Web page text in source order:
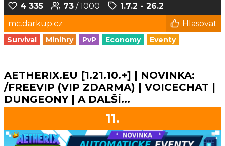
4 335 73 / 1000
1.7.2 - 26.2
mc.darkup.cz
Hlasovat
Survival Minihry PvP Economy Eventy
AETHERIX.EU [1.21.10.+] | NOVINKA:
/FREEVIP (VIP ZDARMA) | VOICECHAT |
DUNGEONY | A DALŠÍ...
11.